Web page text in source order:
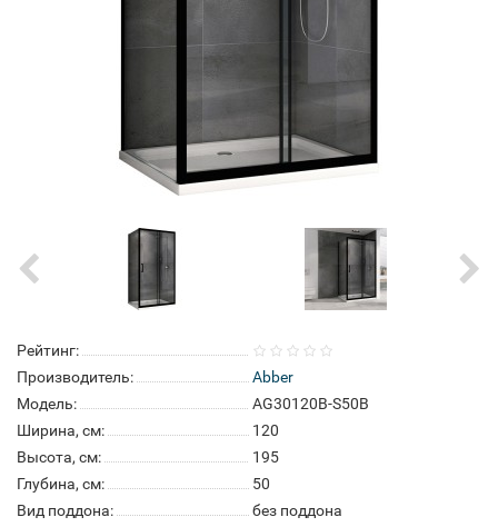
Рейтинг:
Производитель:
Abber
Модель:
AG30120B-S50B
Ширина, см:
120
Высота, см:
195
Глубина, см:
50
Вид поддона:
без поддона